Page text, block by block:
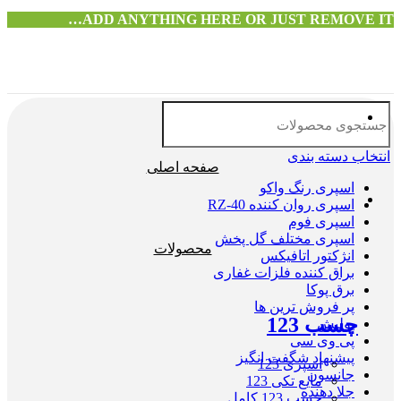
ADD ANYTHING HERE OR JUST REMOVE IT…
انتخاب دسته بندی
اسپری رنگ واکو
اسپری روان کننده RZ-40
اسپری فوم
اسپری مختلف گل پخش
انژکتور اتافیکس
براق کننده فلزات غفاری
برق پوکا
پر فروش ترین ها
پولیش
پی وی سی
پیشنهاد شگفت انگیز
جانسون
جلا دهنده
صفحه اصلی
محصولات
چسب 123
اسپری 123
مایع تکی 123
چسب 123 کامل